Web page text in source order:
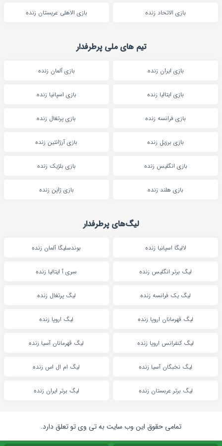
بازی الاتحاد زنده بازی الاهلی عربستان زنده
تیم های ملی پرطرفدار
بازی ایران زنده بازی آلمان زنده
بازی ایتالیا زنده بازی اسپانیا زنده
بازی فرانسه زنده بازی پرتغال زنده
بازی برزیل زنده بازی آرژانتین زنده
بازی انگلیس زنده بازی بلژیک زنده
بازی هلند زنده بازی ژاپن زنده
لیگ‌های پرطرفدار
لالیگا اسپانیا زنده بوندسلیگا آلمان زنده
لیگ برتر انگلیس زنده سری آ ایتالیا زنده
لیگ یک فرانسه زنده لیگ پرتغال زنده
لیگ قهرمانان اروپا زنده لیگ اروپا زنده
لیگ کنفرانس اروپا زنده لیگ قهرمانان آسیا زنده
لیگ نخبگان آسیا زنده لیگ ام ال اس زنده
لیگ برتر عربستان زنده لیگ برتر ایران زنده
تمامی حقوق این وب سایت به تی وی تو تعلق دارد.